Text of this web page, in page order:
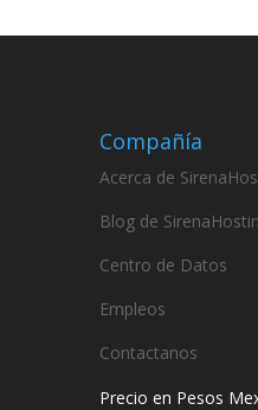
Compañía
Acerca de
Blog de
Centro de Datos
Empleos
Contactanos
Precio en Pesos